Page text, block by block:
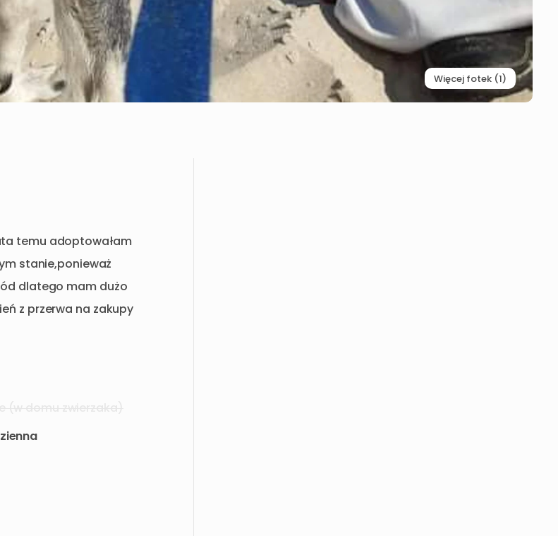
Więcej fotek (1)
temu adoptowałam
stanie​,​ponieważ
dlatego mam dużo
z przerwa na zakupy